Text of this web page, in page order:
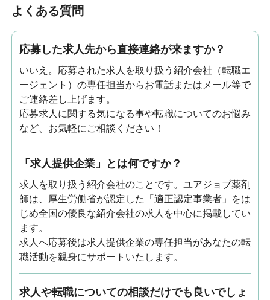
よくある質問
応募した求人先から直接連絡が来ますか？
いいえ。応募された求人を取り扱う紹介会社（転職エ
ージェント）の専任担当からお電話またはメール等で
ご連絡差し上げます。
応募求人に関する気になる事や転職についてのお悩み
など、お気軽にご相談ください！
「求人提供企業」とは何ですか？
求人を取り扱う紹介会社のことです。ユアジョブ薬剤
師は、厚生労働省が認定した「適正認定事業者」をは
じめ全国の優良な紹介会社の求人を中心に掲載してい
ます。
求人へ応募後は求人提供企業の専任担当があなたの転
職活動を親身にサポートいたします。
求人や転職についての相談だけでも良いでしょ